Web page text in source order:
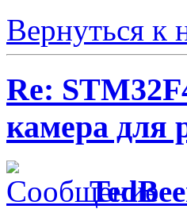
Вернуться к
Re:
камера для